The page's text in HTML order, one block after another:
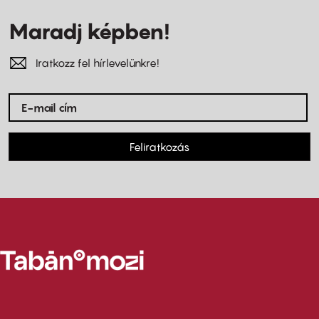
Maradj képben!
Iratkozz fel hírlevelünkre!
Feliratkozás